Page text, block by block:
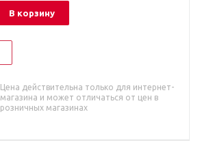
В корзину
Цена действительна только для интернет-
магазина и может отличаться от цен в
розничных магазинах